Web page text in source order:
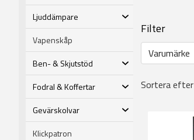
Ljuddämpare
Vapenskåp
Ben- & Skjutstöd
Fodral & Koffertar
Gevärskolvar
Klickpatron
Filter
Varumärke
Sortera efter